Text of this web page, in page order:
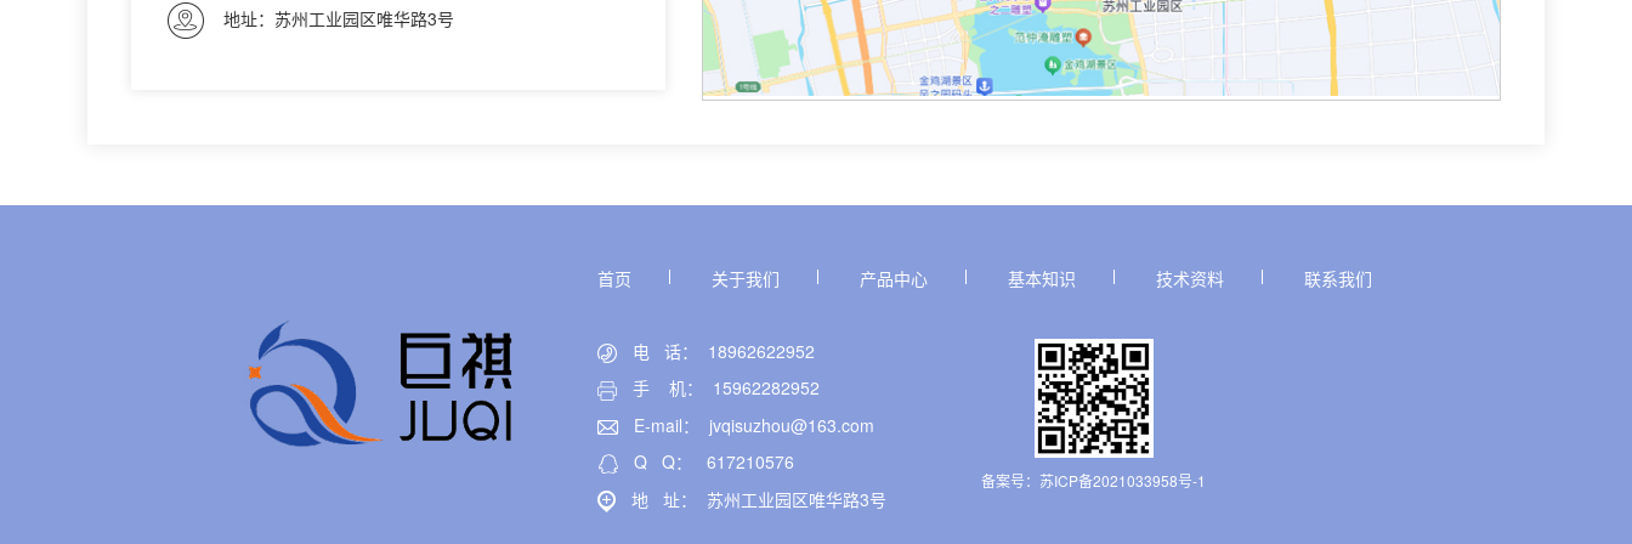
地址：苏州工业园区唯华路3号
首页 关于我们 产品中心 基本知识 技术资料 联系我们
电 话： 18962622952
手 机： 15962282952
E-mail： jvqisuzhou@163.com
Q Q： 617210576
地 址： 苏州工业园区唯华路3号
备案号： 苏ICP备2021033958号-1